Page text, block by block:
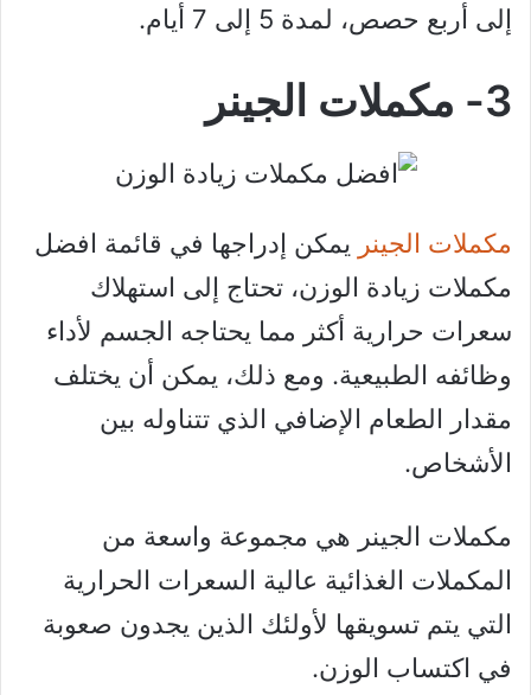
إلى أربع حصص، لمدة 5 إلى 7 أيام.
3- مكملات الجينر
مكملات الجينر يمكن إدراجها في قائمة افضل
مكملات زيادة الوزن، تحتاج إلى استهلاك
سعرات حرارية أكثر مما يحتاجه الجسم لأداء
وظائفه الطبيعية. ومع ذلك، يمكن أن يختلف
مقدار الطعام الإضافي الذي تتناوله بين
الأشخاص.
مكملات الجينر هي مجموعة واسعة من
المكملات الغذائية عالية السعرات الحرارية
التي يتم تسويقها لأولئك الذين يجدون صعوبة
في اكتساب الوزن.